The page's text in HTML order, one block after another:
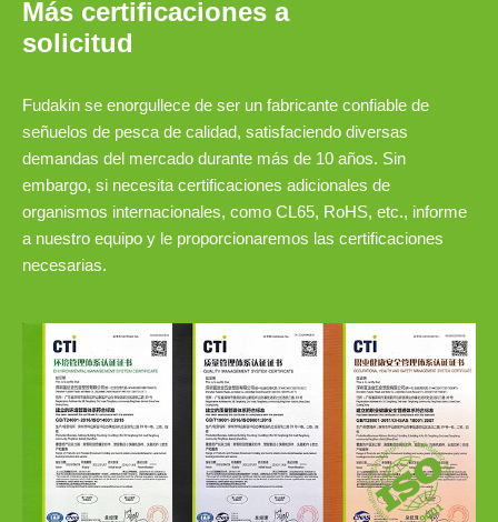
Más certificaciones a
solicitud
Fudakin se enorgullece de ser un fabricante confiable de
señuelos de pesca de calidad, satisfaciendo diversas
demandas del mercado durante más de 10 años. Sin
embargo, si necesita certificaciones adicionales de
organismos internacionales, como CL65, RoHS, etc., informe
a nuestro equipo y le proporcionaremos las certificaciones
necesarias.